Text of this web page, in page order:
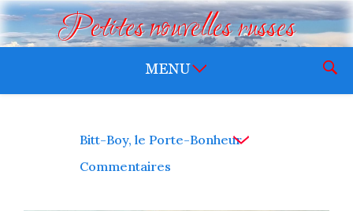
Petites nouvelles russes
Bitt-Boy, le Porte-Bonheur
Commentaires